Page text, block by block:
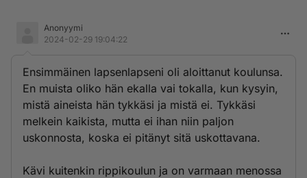
Anonyymi
2024-02-29 19:04:22
Ensimmäinen lapsenlapseni oli aloittanut koulunsa.
En muista oliko hän ekalla vai tokalla, kun kysyin,
mistä aineista hän tykkäsi ja mistä ei. Tykkäsi
melkein kaikista, mutta ei ihan niin paljon
uskonnosta, koska ei pitänyt sitä uskottavana.
Kävi kuitenkin rippikoulun ja on varmaan menossa